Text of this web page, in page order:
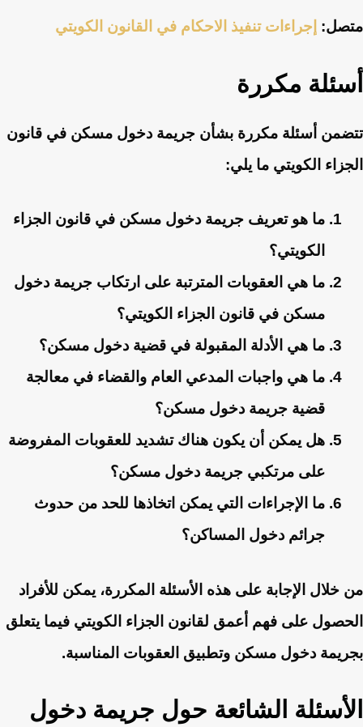
متصل: إجراءات تنفيذ الاحكام في القانون الكويتي
أسئلة مكررة
تتضمن أسئلة مكررة بشأن جريمة دخول مسكن في قانون
الجزاء الكويتي ما يلي:
ما هو تعريف جريمة دخول مسكن في قانون الجزاء
الكويتي؟
ما هي العقوبات المترتبة على ارتكاب جريمة دخول
مسكن في قانون الجزاء الكويتي؟
ما هي الأدلة المقبولة في قضية دخول مسكن؟
ما هي واجبات المدعي العام والقضاء في معالجة
قضية جريمة دخول مسكن؟
هل يمكن أن يكون هناك تشديد للعقوبات المفروضة
على مرتكبي جريمة دخول مسكن؟
ما الإجراءات التي يمكن اتخاذها للحد من حدوث
جرائم دخول المساكن؟
من خلال الإجابة على هذه الأسئلة المكررة، يمكن للأفراد
الحصول على فهم أعمق لقانون الجزاء الكويتي فيما يتعلق
بجريمة دخول مسكن وتطبيق العقوبات المناسبة.
الأسئلة الشائعة حول جريمة دخول